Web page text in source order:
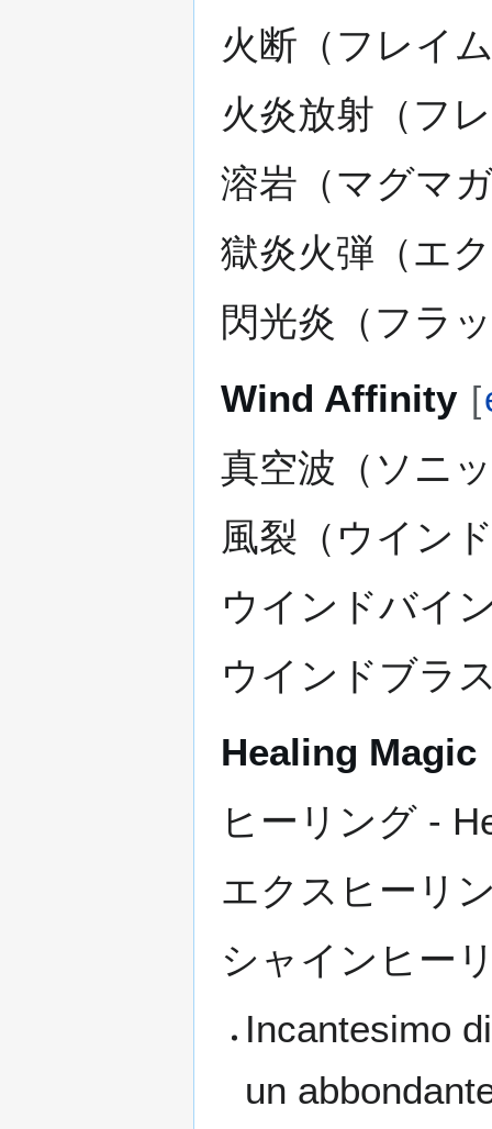
火断（フレイ
火炎放射（フ
溶岩（マグマ
獄炎火弾（エ
閃光炎（フラ
Wind Affinity [
真空波（ソニ
風裂（ウイン
ウインドバイ
ウインドブラ
Healing Magic
ヒーリング -
エクスヒーリ
シャインヒー
Incantesimo
un